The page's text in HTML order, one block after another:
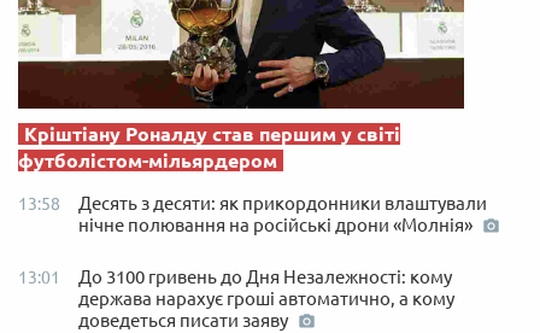
Кріштіану Роналду став першим у світі
футболістом-мільярдером
13:58
Десять з десяти: як прикордонники влаштували
нічне полювання на російські дрони «Молнія»
13:01
До 3100 гривень до Дня Незалежності: кому
держава нарахує гроші автоматично, а кому
доведеться писати заяву